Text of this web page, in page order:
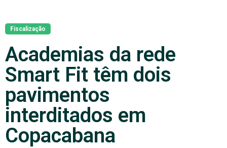
Fiscalização
Academias da rede
Smart Fit têm dois
pavimentos
interditados em
Copacabana